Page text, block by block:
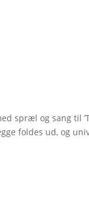
spræl og sang til
foldes ud, og